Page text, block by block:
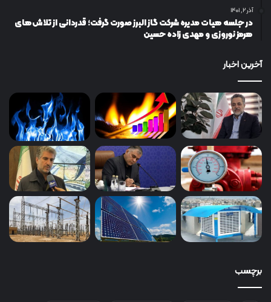
آذر ۲, ۱۴۰۱
در جلسه هیات مدیره شرکت گاز البرز صورت گرفت؛ قدردانی از تلاش‌های
هرمز نوروزی و مهدی زاده حسین
آخرین اخبار
برچسب